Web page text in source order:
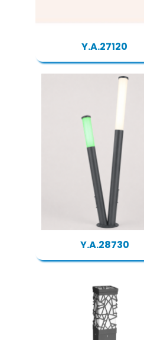
Y.A.27120
Y.A.28730